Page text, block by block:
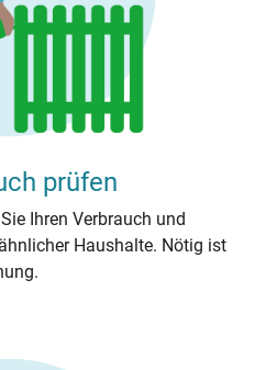
prüfen
Ihren Verbrauch und
Haushalte. Nötig ist